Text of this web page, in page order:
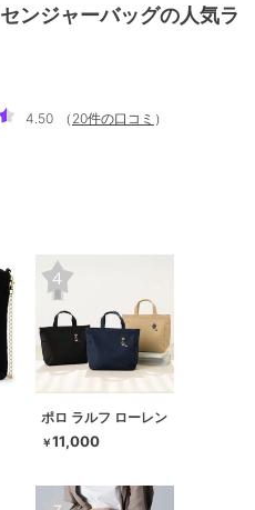
ンジャーバッグの人気ラ
4.50
（ 20件の口コミ ）
ポロ ラルフ ローレン
￥11,000